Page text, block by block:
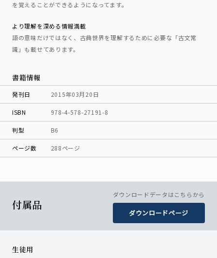
を覚えることができるようになってます。
より理解を深める情報満載
語の意味だけではなく、古典世界を理解するために必要な「古文常
識」も載せてあります。
書籍情報
発刊日 2015年03月20日
ISBN 978-4-578-27191-8
判型 B6
ページ数 288ページ
付属品
ダウンロードデータはこちらから
ダウンロードページ
生徒用